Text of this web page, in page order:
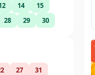
14
15
28 29 30
27 31